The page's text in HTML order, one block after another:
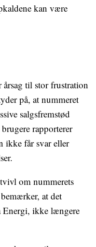
kan være
til stor frustration
på, at nummeret
salgsfremstød
rapporterer
ikke får svar eller
om nummerets
at det
Energi, ikke længere